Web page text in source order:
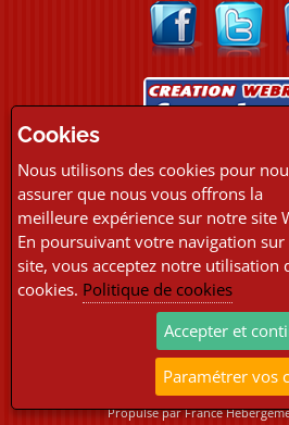
PAIEMENTS
Copyright © 2026 Location
Tous droits
Propulsé parFrance
Cookies
Nous utilisons des cookies pour
assurer que nous vous offrons la
meilleure expérience sur notre site
En poursuivant votre navigation sur
site, vous acceptez notre utilisation
cookies. Politique de cookies
Accepter et
Paramétrer vos